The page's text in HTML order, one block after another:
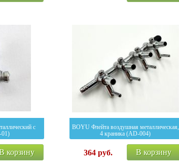
с
01)
корзину
BOYU Флейта воздушная металлическая,
4 краника (AD-004)
364руб. В корзину